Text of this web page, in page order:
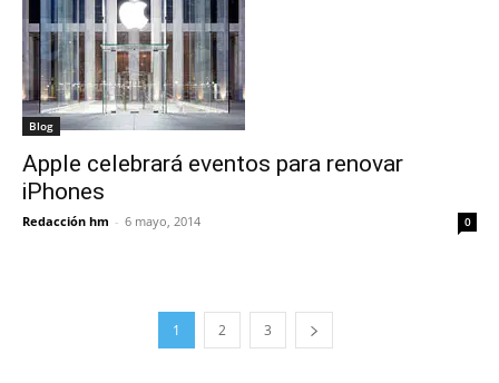
Blog
Apple celebrará eventos para renovar
iPhones
Redacción hm - 6 mayo, 2014 0
1 2 3